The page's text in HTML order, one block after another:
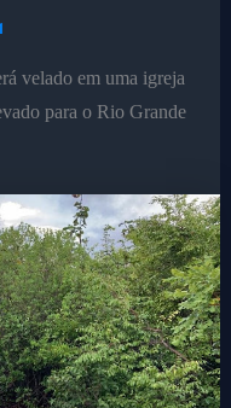
velado em uma igreja
para o Rio Grande